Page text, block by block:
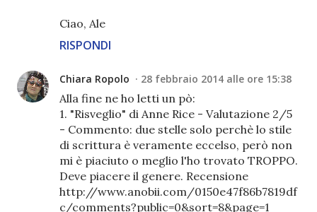
Ciao, Ale
RISPONDI
Chiara Ropolo 28 febbraio 2014 alle ore 15:38
Alla fine ne ho letti un pò:
1. "Risveglio" di Anne Rice - Valutazione 2/5
- Commento: due stelle solo perchè lo stile
di scrittura è veramente eccelso, però non
mi è piaciuto o meglio l'ho trovato TROPPO.
Deve piacere il genere. Recensione
http://www.anobii.com/0150e47f86b7819df
c/comments?public=0&sort=8&page=1